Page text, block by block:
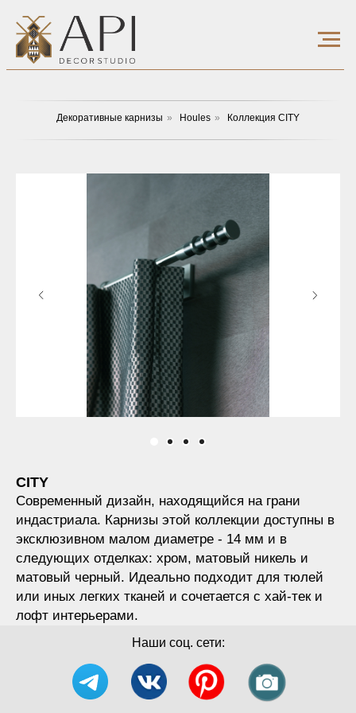
Декоративные карнизы » Houles » Коллекция CITY
CITY
Современный дизайн, находящийся на грани
индастриала. Карнизы этой коллекции доступны в
эксклюзивном малом диаметре - 14 мм и в
следующих отделках: хром, матовый никель и
матовый черный. Идеально подходит для тюлей
или иных легких тканей и сочетается с хай-тек и
лофт интерьерами.
Наши соц. сети: